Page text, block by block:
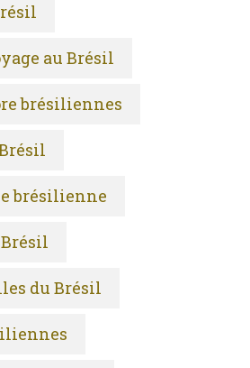
au Brésil
brésiliennes
brésilienne
du Brésil